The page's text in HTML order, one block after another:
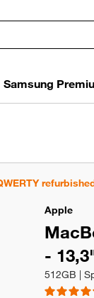
Samsung
Apple
-